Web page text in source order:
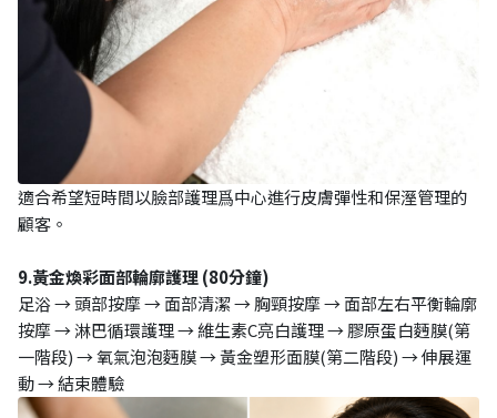
適合希望短時間以臉部護理爲中心進行皮膚彈性和保溼管理的
顧客。
9.黃金煥彩面部輪廓護理 (80分鐘)
足浴 → 頭部按摩 → 面部清潔 → 胸頸按摩 → 面部左右平衡輪廓
按摩 → 淋巴循環護理 → 維生素C亮白護理 → 膠原蛋白麪膜(第
一階段) → 氧氣泡泡麪膜 → 黃金塑形面膜(第二階段) → 伸展運
動 → 結束體驗